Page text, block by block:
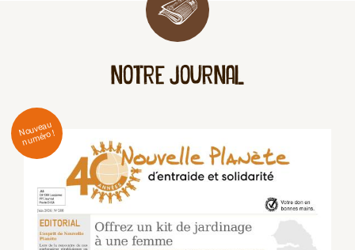
notre journal
No
uvea
u
n
u
méro !